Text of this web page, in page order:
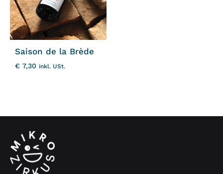
Saison de la Brède
€ 7,30 inkl. USt.